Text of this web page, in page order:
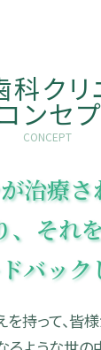
クリ
ンセ
CONCEPT
治療さ
、それ
バッ
を持って、皆